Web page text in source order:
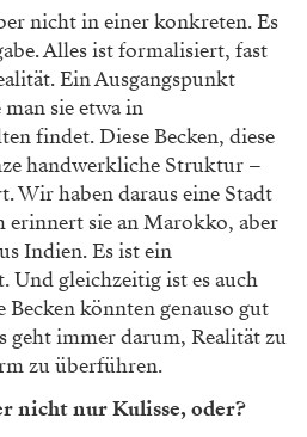
nicht ineiner konkreten. Es
Alles ist formalisiert, fast
Ein Ausgangspunkt
sie etwa in
findet. DieseBecken, diese
handwerkliche Struktur –
Wir habendaraus eine Stadt
erinnert sie an Marokko, aber
Indien. Esist ein
Undgleichzeitig ist es auch
könnten genauso gut
gehtimmer darum, Realität zu
zu überführen.
nicht nur Kulisse, oder?